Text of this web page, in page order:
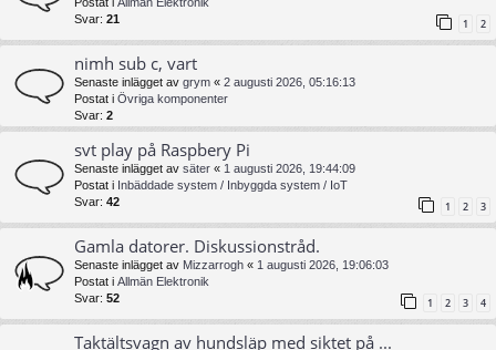
Svar: 21 1 2
nimh sub c, vart
Senaste inlägget av grym « 2 augusti 2026, 05:16:13
Postat i Övriga komponenter
Svar: 2
svt play på Raspbery Pi
Senaste inlägget av säter « 1 augusti 2026, 19:44:09
Postat i Inbäddade system / Inbyggda system / IoT
Svar: 42 1 2 3
Gamla datorer. Diskussionstråd.
Senaste inlägget av Mizzarrogh « 1 augusti 2026, 19:06:03
Postat i Allmän Elektronik
Svar: 52 1 2 3 4
Taktältsvagn av hundsläp med siktet på ...